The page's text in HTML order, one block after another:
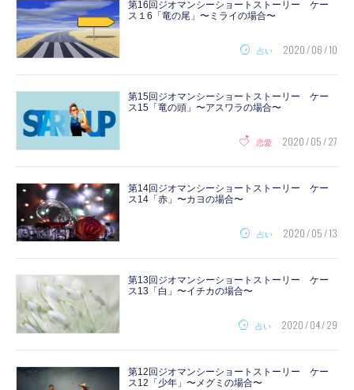
第16回ジオマンシーショートストーリー ケー
ス１6「竜の尾」〜ミライの場合〜
占い 2020 / 06 / 10
第15回ジオマンシーショートストーリー ケー
ス15「竜の頭」〜アスワラの場合〜
恋愛 2020 / 05 / 27
第14回ジオマンシーショートストーリー ケー
ス14「赤」〜カヨの場合〜
占い 2020 / 05 / 13
第13回ジオマンシーショートストーリー ケー
ス13「白」〜イチカの場合〜
占い 2020 / 04 / 29
第12回ジオマンシーショートストーリー ケー
ス12「少年」〜メグミの場合〜